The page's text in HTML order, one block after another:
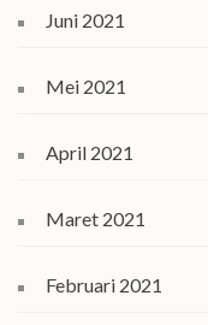
Juni 2021
Mei 2021
April 2021
Maret 2021
Februari 2021